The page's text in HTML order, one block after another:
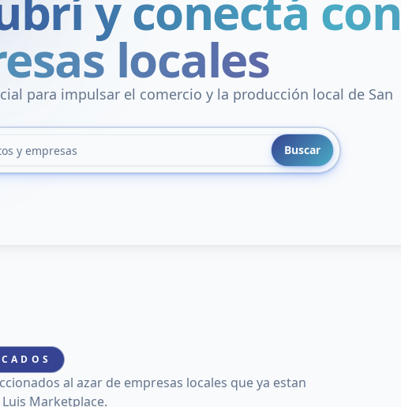
locales
para impulsar el comercio y la producción local de San
Buscar
al azar de empresas locales que ya estan
Marketplace.